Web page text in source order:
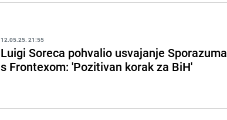
12.05.25. 21:55
Luigi Soreca pohvalio usvajanje Sporazuma
s Frontexom: 'Pozitivan korak za BiH'